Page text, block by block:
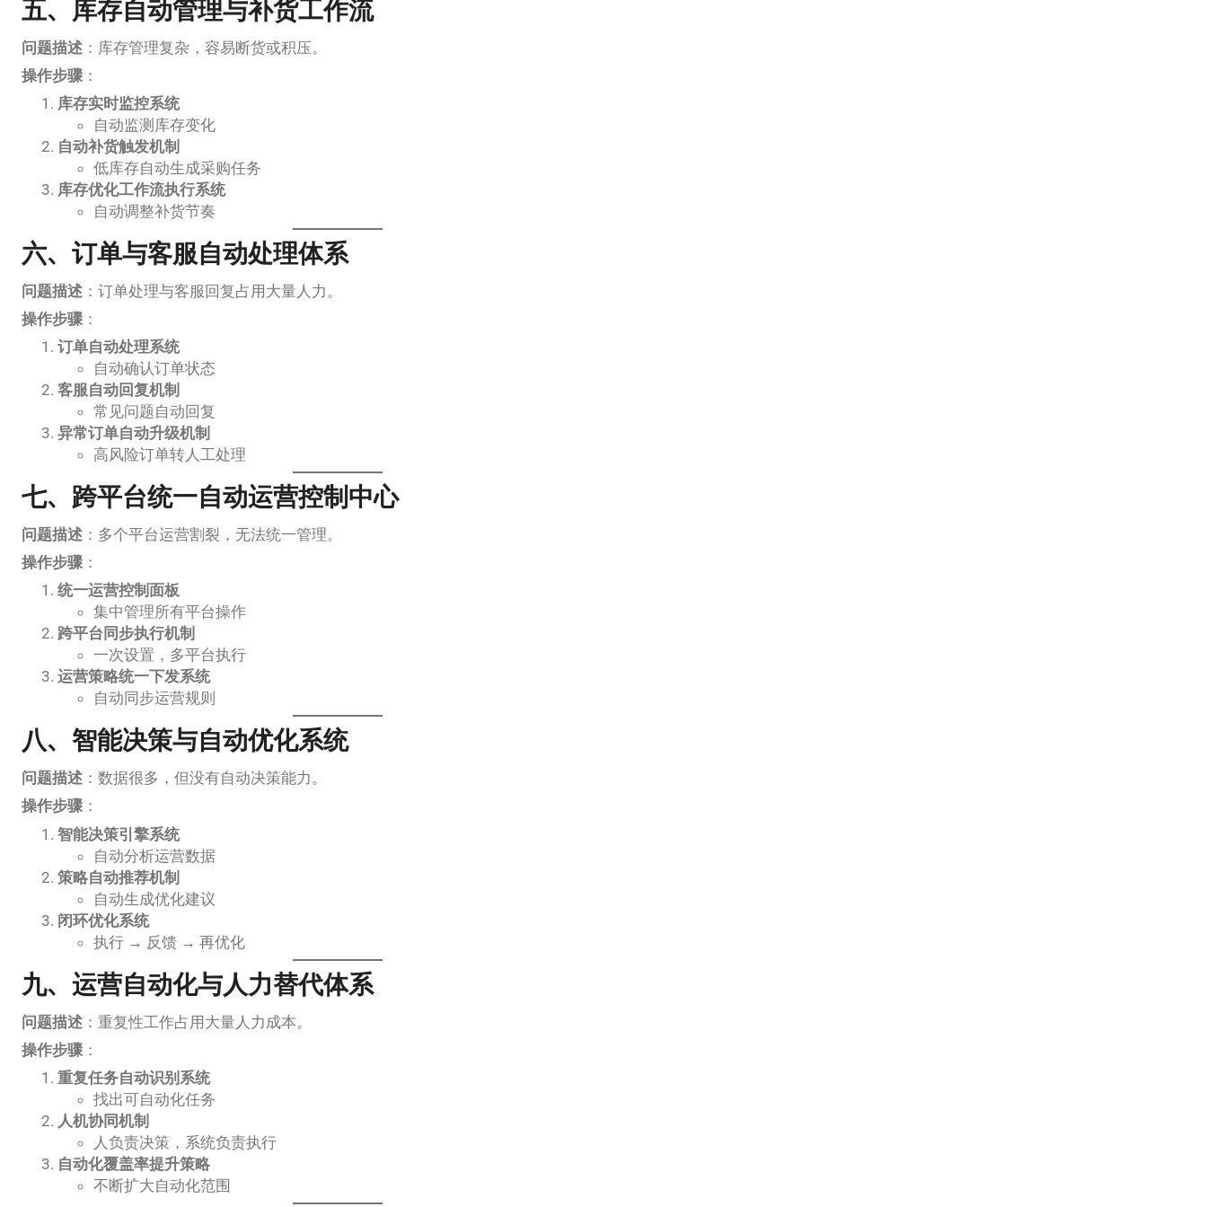
五、库存自动管理与补货工作流
问题描述 ：库存管理复杂，容易断货或积压。
操作步骤 ：
库存实时监控系统
自动监测库存变化
自动补货触发机制
低库存自动生成采购任务
库存优化工作流执行系统
自动调整补货节奏
六、订单与客服自动处理体系
问题描述 ：订单处理与客服回复占用大量人力。
操作步骤 ：
订单自动处理系统
自动确认订单状态
客服自动回复机制
常见问题自动回复
异常订单自动升级机制
高风险订单转人工处理
七、跨平台统一自动运营控制中心
问题描述 ：多个平台运营割裂，无法统一管理。
操作步骤 ：
统一运营控制面板
集中管理所有平台操作
跨平台同步执行机制
一次设置，多平台执行
运营策略统一下发系统
自动同步运营规则
八、智能决策与自动优化系统
问题描述 ：数据很多，但没有自动决策能力。
操作步骤 ：
智能决策引擎系统
自动分析运营数据
策略自动推荐机制
自动生成优化建议
闭环优化系统
执行 → 反馈 → 再优化
九、运营自动化与人力替代体系
问题描述 ：重复性工作占用大量人力成本。
操作步骤 ：
重复任务自动识别系统
找出可自动化任务
人机协同机制
人负责决策，系统负责执行
自动化覆盖率提升策略
不断扩大自动化范围